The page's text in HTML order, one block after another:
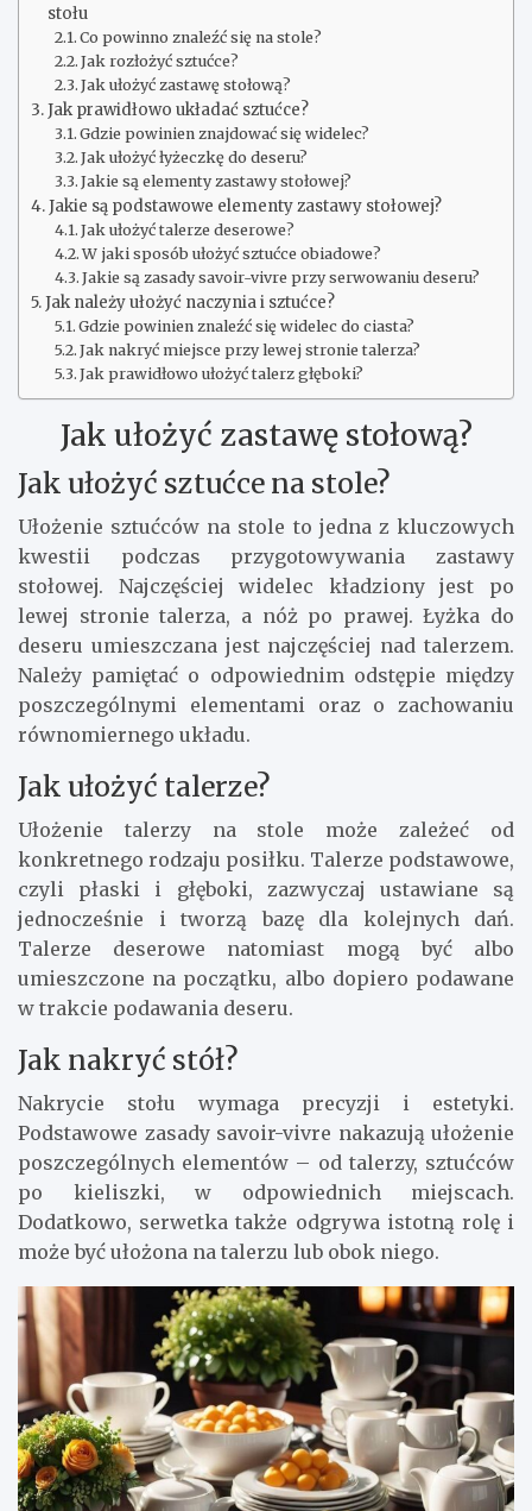
stołu
Co powinno znaleźć się na stole?
Jak rozłożyć sztućce?
Jak ułożyć zastawę stołową?
Jak prawidłowo układać sztućce?
Gdzie powinien znajdować się widelec?
Jak ułożyć łyżeczkę do deseru?
Jakie są elementy zastawy stołowej?
Jakie są podstawowe elementy zastawy stołowej?
Jak ułożyć talerze deserowe?
W jaki sposób ułożyć sztućce obiadowe?
Jakie są zasady savoir-vivre przy serwowaniu deseru?
Jak należy ułożyć naczynia i sztućce?
Gdzie powinien znaleźć się widelec do ciasta?
Jak nakryć miejsce przy lewej stronie talerza?
Jak prawidłowo ułożyć talerz głęboki?
Jak ułożyć zastawę stołową?
Jak ułożyć sztućce na stole?
Ułożenie sztućców na stole to jedna z kluczowych
kwestii podczas przygotowywania zastawy
stołowej. Najczęściej widelec kładziony jest po
lewej stronie talerza, a nóż po prawej. Łyżka do
deseru umieszczana jest najczęściej nad talerzem.
Należy pamiętać o odpowiednim odstępie między
poszczególnymi elementami oraz o zachowaniu
równomiernego układu.
Jak ułożyć talerze?
Ułożenie talerzy na stole może zależeć od
konkretnego rodzaju posiłku. Talerze podstawowe,
czyli płaski i głęboki, zazwyczaj ustawiane są
jednocześnie i tworzą bazę dla kolejnych dań.
Talerze deserowe natomiast mogą być albo
umieszczone na początku, albo dopiero podawane
w trakcie podawania deseru.
Jak nakryć stół?
Nakrycie stołu wymaga precyzji i estetyki.
Podstawowe zasady savoir-vivre nakazują ułożenie
poszczególnych elementów – od talerzy, sztućców
po kieliszki, w odpowiednich miejscach.
Dodatkowo, serwetka także odgrywa istotną rolę i
może być ułożona na talerzu lub obok niego.